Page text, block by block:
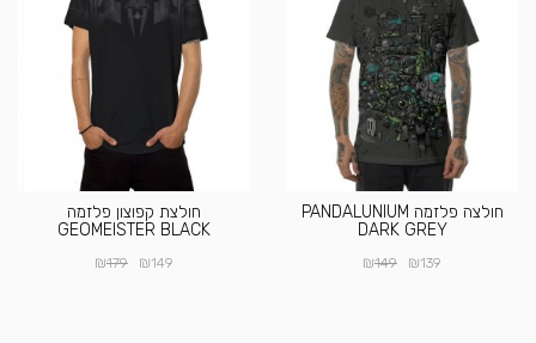
חולצה פלזמה PANDALUNIUM
DARK GREY
₪139
₪149
חולצת קפוצון פלזמה
GEOMEISTER BLACK
₪149
₪179